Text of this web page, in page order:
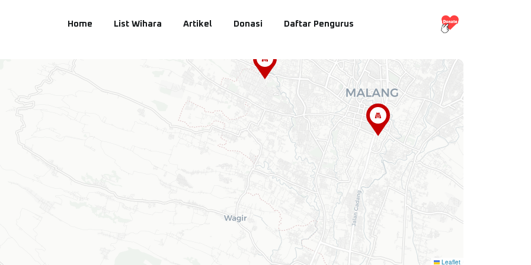
Home List Wihara Artikel Donasi Daftar Pengurus
Leaflet